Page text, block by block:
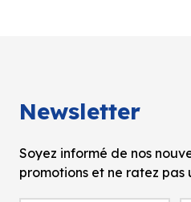
Newsletter
Soyez informé de nos
promotions et ne ratez